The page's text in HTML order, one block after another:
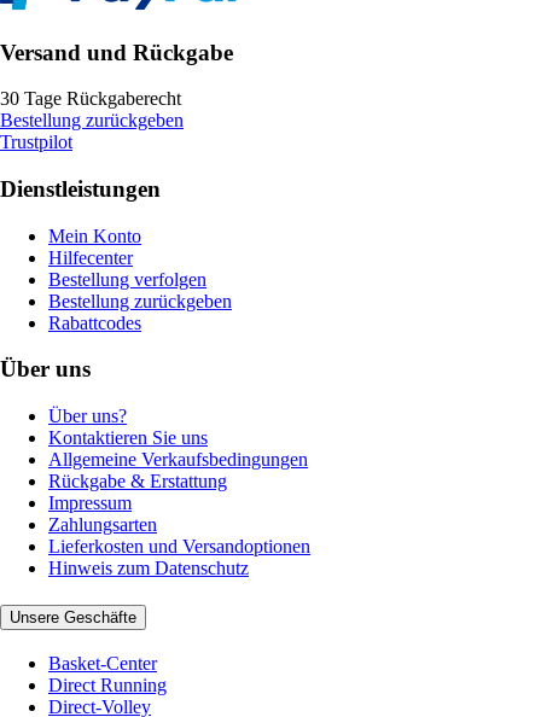
Versand und Rückgabe
30 Tage Rückgaberecht
Bestellung zurückgeben
Trustpilot
Dienstleistungen
Mein Konto
Hilfecenter
Bestellung verfolgen
Bestellung zurückgeben
Rabattcodes
Über uns
Über uns?
Kontaktieren Sie uns
Allgemeine Verkaufsbedingungen
Rückgabe & Erstattung
Impressum
Zahlungsarten
Lieferkosten und Versandoptionen
Hinweis zum Datenschutz
Unsere Geschäfte
Basket-Center
Direct Running
Direct-Volley